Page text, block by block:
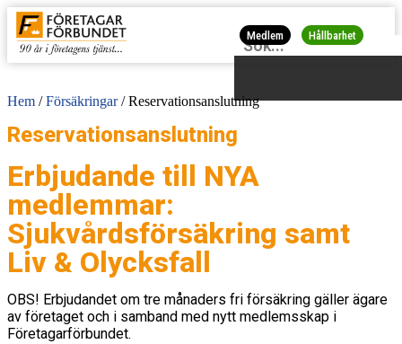
Medlem Hållbarhet
Hem /Försäkringar/Reservationsanslutning
Reservationsanslutning
Erbjudande till NYA
medlemmar:
Sjukvårdsförsäkring samt
Liv & Olycksfall
OBS! Erbjudandet om tre månaders fri försäkring gäller ägare
av företaget och i samband med nytt medlemsskap i
Företagarförbundet.